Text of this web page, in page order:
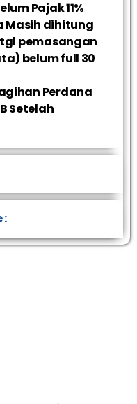
Pajak 11%
Masih dihitung
pemasangan
belum full 30
Perdana
Setelah
: